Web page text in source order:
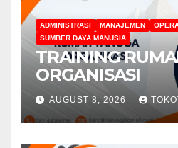
ADMINISTRASI MANAJEMEN
SUMBER DAYA MANUSIA
TRAINING
ORGANISASI
AUGUST 8, 2026